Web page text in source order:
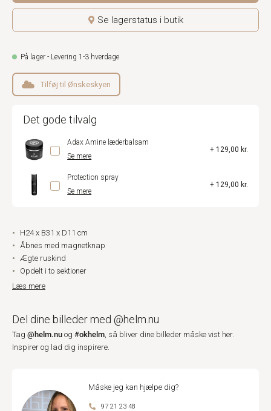
Se lagerstatus i butik
På lager - Levering 1-3 hverdage
Tilføj til Ønskeskyen
Det gode tilvalg
Adax Amine læderbalsam
Se mere
+ 129,00 kr.
Protection spray
Se mere
+ 129,00 kr.
H24 x B31 x D11 cm
Åbnes med magnetknap
Ægte ruskind
Opdelt i to sektioner
Læs mere
Del dine billeder med @helm.nu
Tag @helm.nu og #okhelm, så bliver dine billeder måske vist her.
Inspirer og lad dig inspirere.
Måske jeg kan hjælpe dig?
97 21 23 48